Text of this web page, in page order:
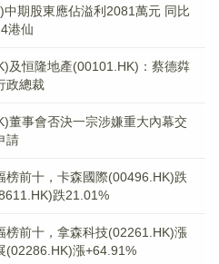
期股東應佔溢利2081萬元 同比
港仙
及恒隆地產(00101.HK)：蔡德粦
政總裁
董事會否決一宗涉嫌重大內幕交
請
榜前十，卡森國際(00496.HK)跌
跌21.01%
榜前十，拿森科技(02261.HK)漲
(02286.HK)漲+64.91%